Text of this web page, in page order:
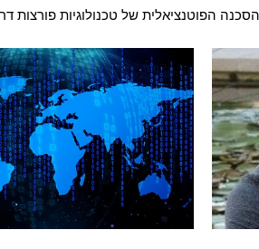
הפוטנציאלית של טכנולוגיות פורצות